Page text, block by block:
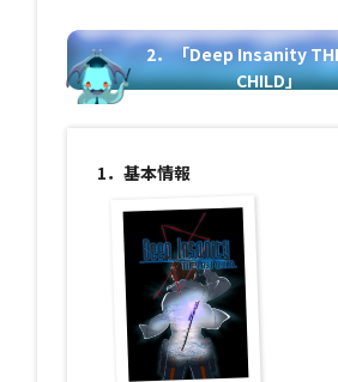
2．「Deep Insanity
CHILD」
1．基本情報